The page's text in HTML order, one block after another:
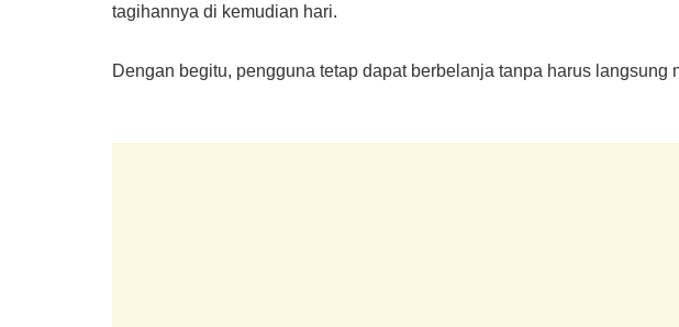
tagihannya di kemudian hari.
Dengan begitu, pengguna tetap dapat berbelanja tanpa harus